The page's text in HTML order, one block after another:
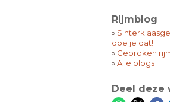
Rijmblog
»
doe je dat!
» Gebroken
»Alle blogs
Deel deze